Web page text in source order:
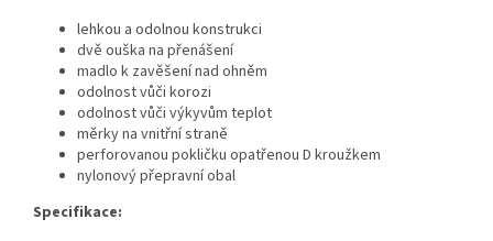
lehkou a odolnou konstrukci
dvě ouška na přenášení
madlo k zavěšení nad ohněm
odolnost vůči korozi
odolnost vůči výkyvům teplot
měrky na vnitřní straně
perforovanou pokličku opatřenou D kroužkem
nylonový přepravní obal
Specifikace: